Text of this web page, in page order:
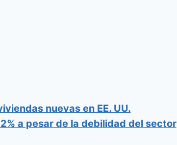
nuevas en EE. UU.
a pesar de la debilidad del sector